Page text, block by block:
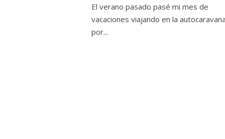
El verano pasado pasé mi mes de
vacaciones viajando en la
por...